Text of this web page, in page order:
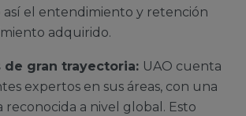
así el entendimiento y retención
adquirido.
de gran trayectoria: UAO cuenta
expertos en sus áreas, con una
reconocida a nivel global. Esto